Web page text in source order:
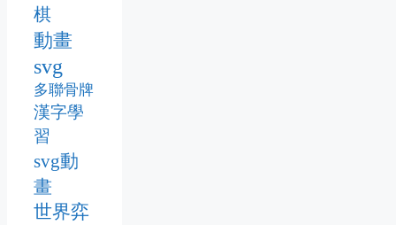
棋
動畫
svg
多聯骨牌
漢字學
習
svg動
畫
世界弈